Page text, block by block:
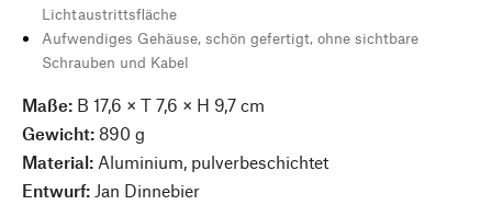
Lichtaustrittsfläche
Aufwendiges Gehäuse, schön gefertigt, ohne sichtbare
Schrauben und Kabel
Maße: B 17,6 × T 7,6 × H 9,7 cm
Gewicht: 890 g
Material: Aluminium, pulverbeschichtet
Entwurf: Jan Dinnebier